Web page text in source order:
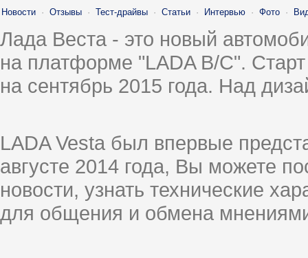
Новости · Отзывы · Тест-драйвы · Статьи · Интервью · Фото ·
Лада Веста - это новый
на платформе "LADA B/C".
на сентябрь 2015 года. Над
LADA Vesta был впервые
августе 2014 года, Вы можете
новости, узнать технические
для общения и обмена